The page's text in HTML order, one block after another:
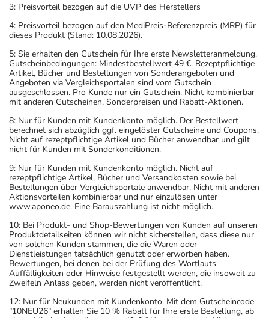
3: Preisvorteil bezogen auf die UVP des Herstellers
4: Preisvorteil bezogen auf den MediPreis-Referenzpreis (MRP) für
dieses Produkt (Stand: 10.08.2026).
5: Sie erhalten den Gutschein für Ihre erste Newsletteranmeldung.
Gutscheinbedingungen: Mindestbestellwert 49 €. Rezeptpflichtige
Artikel, Bücher und Bestellungen von Sonderangeboten und
Angeboten via Vergleichsportalen sind vom Gutschein
ausgeschlossen. Pro Kunde nur ein Gutschein. Nicht kombinierbar
mit anderen Gutscheinen, Sonderpreisen und Rabatt-Aktionen.
8: Nur für Kunden mit Kundenkonto möglich. Der Bestellwert
berechnet sich abzüglich ggf. eingelöster Gutscheine und Coupons.
Nicht auf rezeptpflichtige Artikel und Bücher anwendbar und gilt
nicht für Kunden mit Sonderkonditionen.
9: Nur für Kunden mit Kundenkonto möglich. Nicht auf
rezeptpflichtige Artikel, Bücher und Versandkosten sowie bei
Bestellungen über Vergleichsportale anwendbar. Nicht mit anderen
Aktionsvorteilen kombinierbar und nur einzulösen unter
www.aponeo.de. Eine Barauszahlung ist nicht möglich.
10: Bei Produkt- und Shop-Bewertungen von Kunden auf unseren
Produktdetailseiten können wir nicht sicherstellen, dass diese nur
von solchen Kunden stammen, die die Waren oder
Dienstleistungen tatsächlich genutzt oder erworben haben.
Bewertungen, bei denen bei der Prüfung des Wortlauts
Auffälligkeiten oder Hinweise festgestellt werden, die insoweit zu
Zweifeln Anlass geben, werden nicht veröffentlicht.
12: Nur für Neukunden mit Kundenkonto. Mit dem Gutscheincode
"10NEU26" erhalten Sie 10 % Rabatt für Ihre erste Bestellung, ab